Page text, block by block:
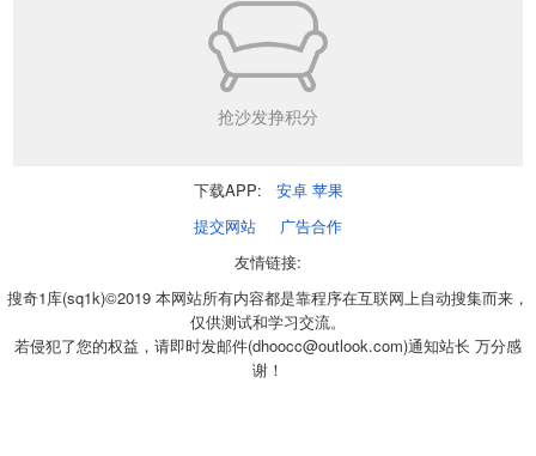
抢沙发挣积分
下载APP: 安卓 苹果
提交网站
广告合作
友情链接:
搜奇1库(sq1k)©2019 本网站所有内容都是靠程序在互联网上自动搜集而来，
仅供测试和学习交流。
若侵犯了您的权益，请即时发邮件(dhoocc@outlook.com)通知站长 万分感
谢！